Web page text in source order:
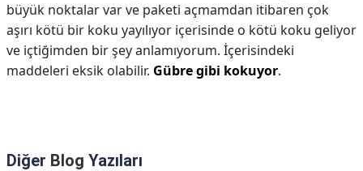
büyük noktalar var ve paketi açmamdan itibaren çok
aşırı kötü bir koku yayılıyor içerisinde o kötü koku geliyor
ve içtiğimden bir şey anlamıyorum. İçerisindeki
maddeleri eksik olabilir. Gübre gibi kokuyor.
Diğer Blog Yazıları